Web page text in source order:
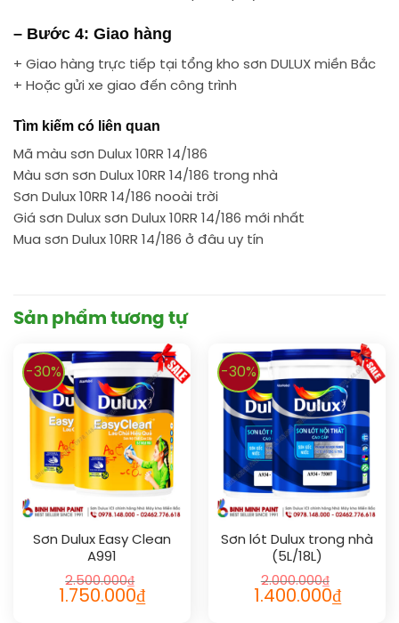
– Bước 4: Giao hàng
+ Giao hàng trực tiếp tại tổng kho sơn DULUX miền Bắc
+ Hoặc gửi xe giao đến công trình
Tìm kiếm có liên quan
Mã màu sơn Dulux 10RR 14/186
Màu sơn sơn Dulux 10RR 14/186 trong nhà
Sơn Dulux 10RR 14/186 nooài trời
Giá sơn Dulux sơn Dulux 10RR 14/186 mới nhất
Mua sơn Dulux 10RR 14/186 ở đâu uy tín
Sản phẩm tương tự
-30%
Sơn Dulux Easy Clean
A991
2.500.000₫
1.750.000₫
-30%
Sơn lót Dulux trong nhà
(5L/18L)
2.000.000₫
1.400.000₫